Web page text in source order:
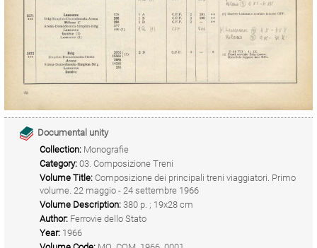
Documental unity
Collection: Monografie
Category: 03. Composizione Treni
Volume Title: Composizione dei principali treni viaggiatori. Primo
volume. 22 maggio - 24 settembre 1966
Volume Description: 380 p. ; 19x28 cm
Author: Ferrovie dello Stato
Year: 1966